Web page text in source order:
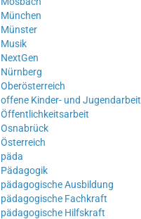
München
Münster
Musik
NextGen
Nürnberg
Oberösterreich
offene Kinder- und Jugendarbeit
Öffentlichkeitsarbeit
Osnabrück
Österreich
päda
Pädagogik
pädagogische Ausbildung
pädagogische Fachkraft
pädagogische Hilfskraft